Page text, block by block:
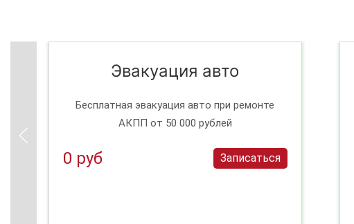
Эвакуация авто
Бесплатная эвакуация авто при ремонте
АКПП от 50 000 рублей
0 руб Записаться